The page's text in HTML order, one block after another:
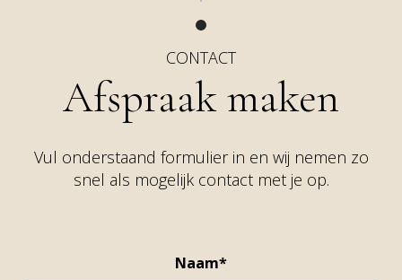
CONTACT
Afspraak maken
Vul onderstaand formulier in en wij nemen zo
snel als mogelijk contact met je op.
Naam*